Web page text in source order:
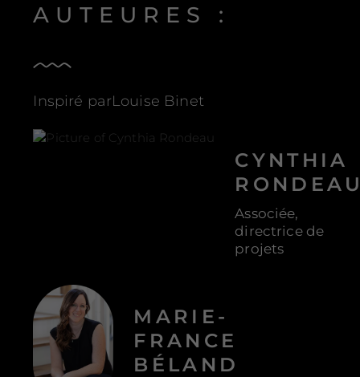
AUTEURES :
Inspiré parLouise Binet
CYNTHIA
Associée,
directrice de
projets
MARIE-
FRANCE
BÉLAND